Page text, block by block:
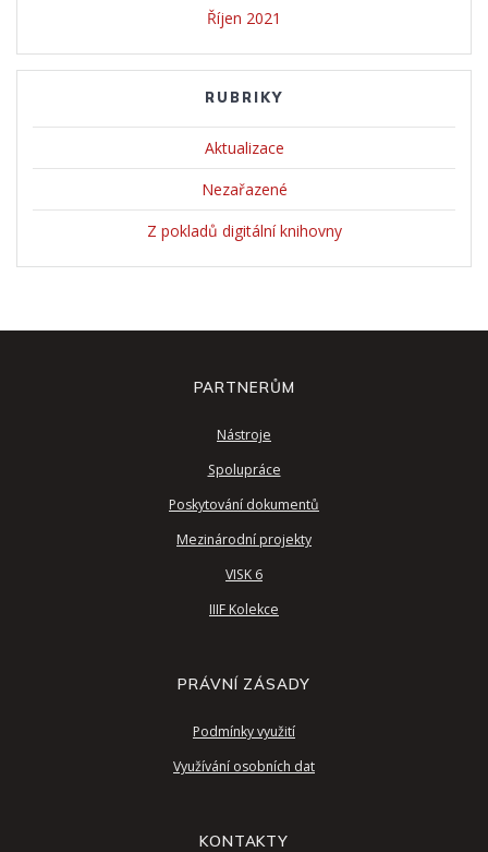
Říjen 2021
RUBRIKY
Aktualizace
Nezařazené
Z pokladů digitální knihovny
PARTNERŮM
Nástroje
Spolupráce
Poskytování dokumentů
Mezinárodní projekty
VISK 6
IIIF Kolekce
PRÁVNÍ ZÁSADY
Podmínky využití
Využívání osobních dat
KONTAKTY